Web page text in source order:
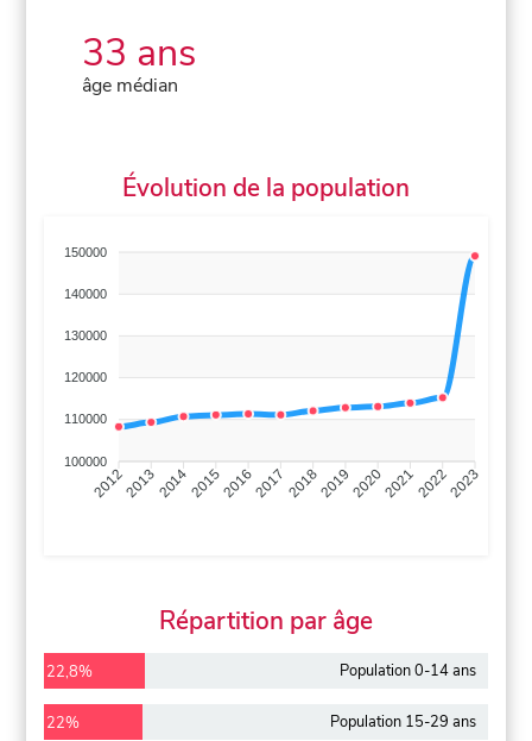
33 ans
âge médian
Évolution de la population
150000
140000
130000
120000
110000
100000
201220132014201520162017 201820192020202120222023
Répartition par âge
22,8% Population 0-14 ans
22% Population 15-29 ans